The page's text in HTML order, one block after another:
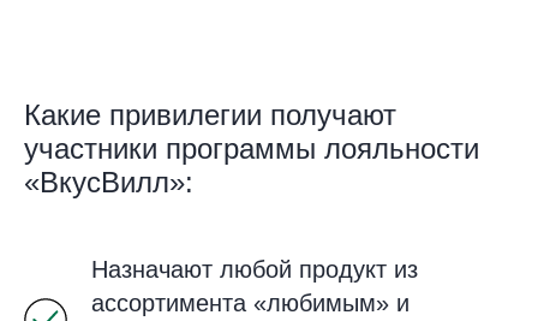
Какие привилегии получают
участники программы лояльности
«ВкусВилл»:
Назначают любой продукт из
ассортимента «любимым» и